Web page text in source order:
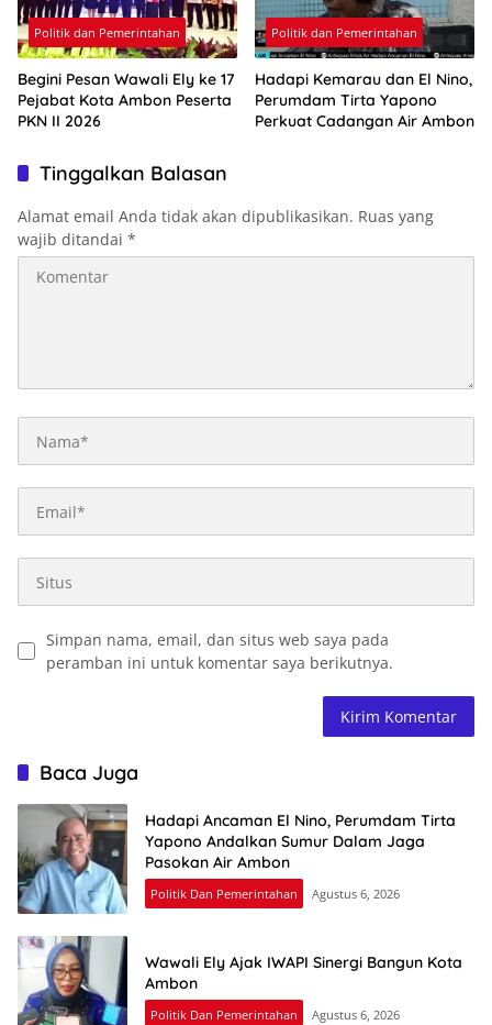
Politik dan Pemerintahan
Begini Pesan Wawali Ely ke 17
Pejabat Kota Ambon Peserta
PKN II 2026
Politik dan Pemerintahan
Hadapi Kemarau dan El Nino,
Perumdam Tirta Yapono
Perkuat Cadangan Air Ambon
Tinggalkan Balasan
Alamat email Anda tidak akan dipublikasikan. Ruas yang
wajib ditandai *
Simpan nama, email, dan situs web saya pada
peramban ini untuk komentar saya berikutnya.
Baca Juga
Hadapi Ancaman El Nino, Perumdam Tirta
Yapono Andalkan Sumur Dalam Jaga
Pasokan Air Ambon
Politik Dan Pemerintahan Agustus 6, 2026
Wawali Ely Ajak IWAPI Sinergi Bangun Kota
Ambon
Politik Dan Pemerintahan Agustus 6, 2026